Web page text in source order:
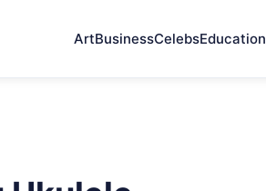
ArtBusinessCelebsEducation